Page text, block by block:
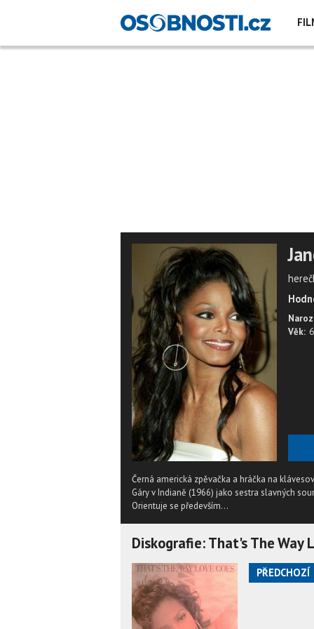
Věk:
Černá americká zpěvačka a hráčka na
Gáry v Indianě (1966) jako sestra slavných
Orientuje se především...
Diskografie: That's The Way
PŘEDCHOZÍ